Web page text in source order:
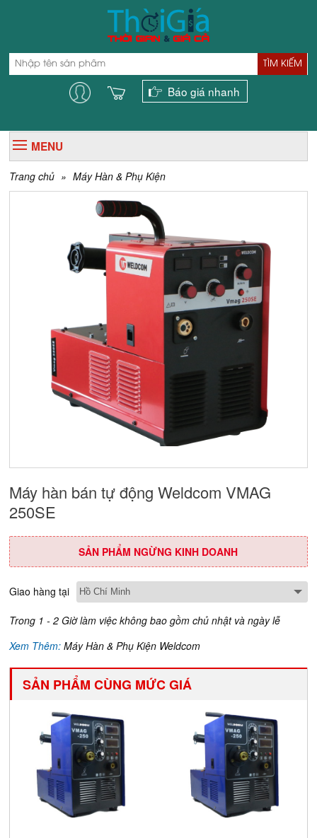
TÌM KIẾM
Báo giá nhanh
MENU
Trang chủ » Máy Hàn & Phụ Kiện
Máy hàn bán tự động Weldcom VMAG
250SE
SẢN PHẨM NGỪNG KINH DOANH
Giao hàng tại
Trong 1 - 2 Giờ làm việc không bao gồm chủ nhật và ngày lễ
Xem Thêm:Máy Hàn & Phụ Kiện Weldcom
SẢN PHẨM CÙNG MỨC GIÁ